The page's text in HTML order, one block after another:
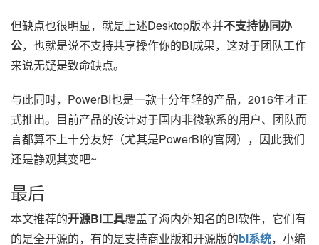
但缺点也很明显，就是上述Desktop版本并不支持协同办
公，也就是说不支持共享操作你的BI成果，这对于团队工作
来说无疑是致命缺点。
与此同时，PowerBI也是一款十分年轻的产品，2016年才正
式推出。目前产品的设计对于国内非微软系的用户、团队而
言都算不上十分友好（尤其是PowerBI的官网），因此我们
还是静观其变吧~
最后
本文推荐的开源BI工具覆盖了海内外知名的BI软件，它们有
的是全开源的，有的是支持商业版和开源版的bi系统，小编